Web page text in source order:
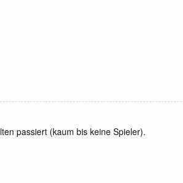
passiert (kaum bis keine Spieler).